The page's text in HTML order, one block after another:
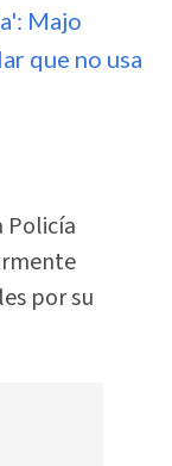
Majo
que no usa
Policía
por su